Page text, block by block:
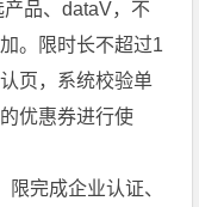
品、dataV，不
。限时长不超过1
页，系统校验单
优惠券进行使
完成企业认证、